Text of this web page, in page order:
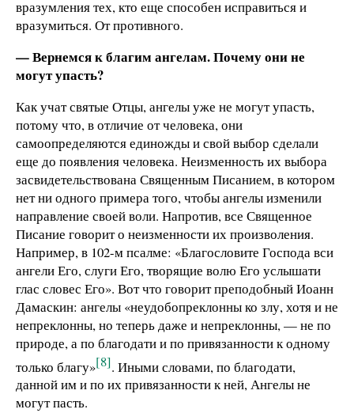
вразумления тех, кто еще способен исправиться и
вразумиться. От противного.
— Вернемся к благим ангелам. Почему они не
могут упасть?
Как учат святые Отцы, ангелы уже не могут упасть,
потому что, в отличие от человека, они
самоопределяются единожды и свой выбор сделали
еще до появления человека. Неизменность их выбора
засвидетельствована Священным Писанием, в котором
нет ни одного примера того, чтобы ангелы изменили
направление своей воли. Напротив, все Священное
Писание говорит о неизменности их произволения.
Например, в 102-м псалме: «Благословите Господа вси
ангели Его, слуги Его, творящие волю Его услышати
глас словес Его». Вот что говорит преподобный Иоанн
Дамаскин: ангелы «неудобопреклонны ко злу, хотя и не
непреклонны, но теперь даже и непреклонны, — не по
природе, а по благодати и по привязанности к одному
только благу»[8]. Иными словами, по благодати,
данной им и по их привязанности к ней, Ангелы не
могут пасть.